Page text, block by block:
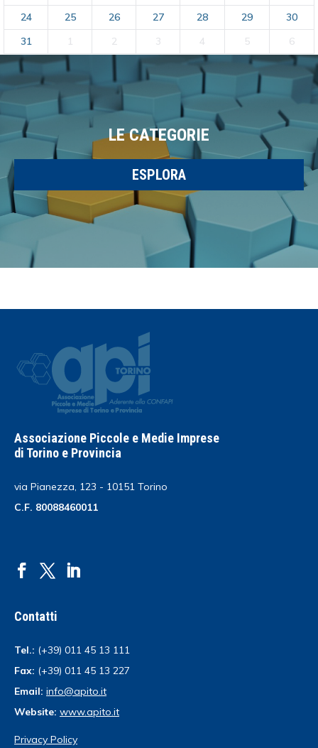
24
25 26 27 28 29
30
31
1 2 3 4 5 6
LE CATEGORIE
ESPLORA
Associazione Piccole e Medie Imprese
di Torino e Provincia
via Pianezza, 123 - 10151 Torino
C.F. 80088460011
Contatti
Tel.: (+39) 011 45 13 111
Fax: (+39) 011 45 13 227
Email: info@apito.it
Website: www.apito.it
Privacy Policy